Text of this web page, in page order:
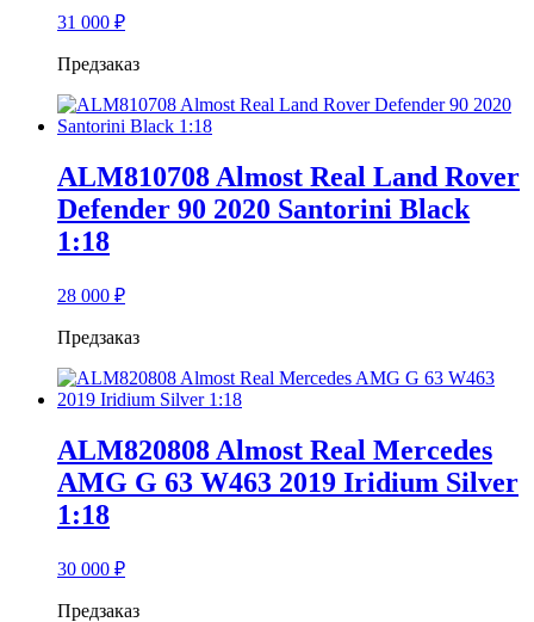
31 000 ₽
Предзаказ
ALM810708 Almost Real Land Rover
Defender 90 2020 Santorini Black
1:18
28 000 ₽
Предзаказ
ALM820808 Almost Real Mercedes
AMG G 63 W463 2019 Iridium Silver
1:18
30 000 ₽
Предзаказ